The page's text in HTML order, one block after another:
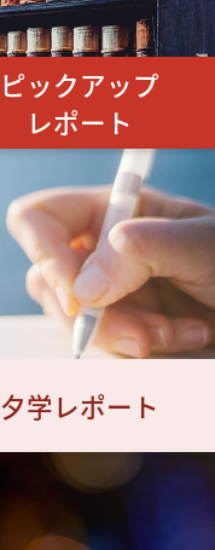
ピックアップ
レポート
夕学レポート